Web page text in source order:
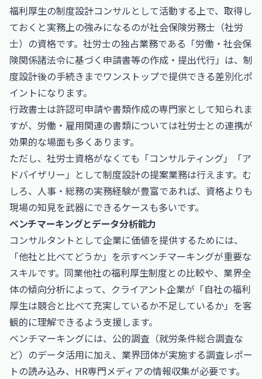
福利厚生の制度設計コンサルとして活動する上で、取得し
ておくと実務上の強みになるのが社会保険労務士（社労
士）の資格です。社労士の独占業務である「労働・社会保
険関係諸法令に基づく申請書等の作成・提出代行」は、制
度設計後の手続きまでワンストップで提供できる差別化ポ
イントになります。
行政書士は許認可申請や書類作成の専門家として知られま
すが、労働・雇用関連の書類については社労士との連携が
効果的な場面も多くあります。
ただし、社労士資格がなくても「コンサルティング」「ア
ドバイザリー」として制度設計の提案業務は行えます。む
しろ、人事・総務の実務経験が豊富であれば、資格よりも
現場の知見を武器にできるケースも多いです。
ベンチマーキングとデータ分析能力
コンサルタントとして企業に価値を提供するためには、
「他社と比べてどうか」を示すベンチマーキングが重要な
スキルです。同業他社の福利厚生制度との比較や、業界全
体の傾向分析によって、クライアント企業が「自社の福利
厚生は競合と比べて充実しているか不足しているか」を客
観的に理解できるよう支援します。
ベンチマーキングには、公的調査（就労条件総合調査な
ど）のデータ活用に加え、業界団体が実施する調査レポー
トの読み込み、HR専門メディアの情報収集が必要です。